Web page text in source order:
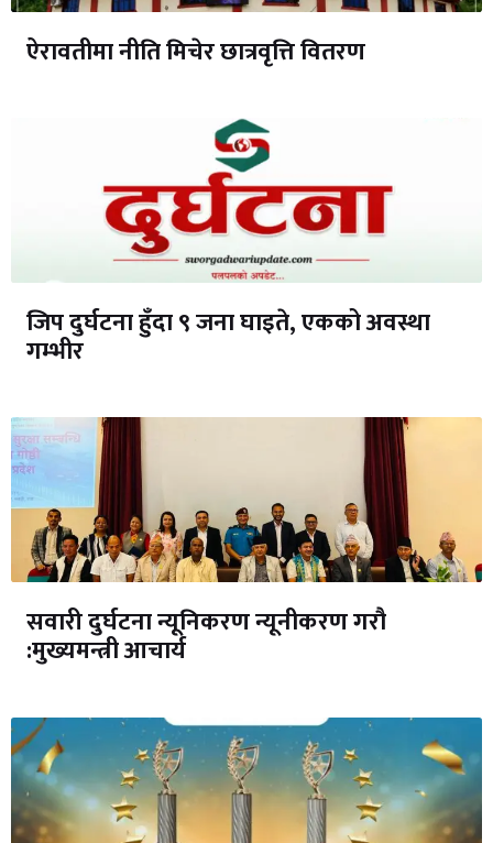
ऐरावतीमा नीति मिचेर छात्रवृत्ति वितरण
जिप दुर्घटना हुँदा ९ जना घाइते, एकको अवस्था
गम्भीर
सवारी दुर्घटना न्यूनिकरण न्यूनीकरण गरौ
:मुख्यमन्त्री आचार्य